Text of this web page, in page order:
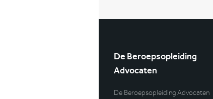
De Beroepsopleiding
Advocaten
De Beroepsopleiding Advocaten